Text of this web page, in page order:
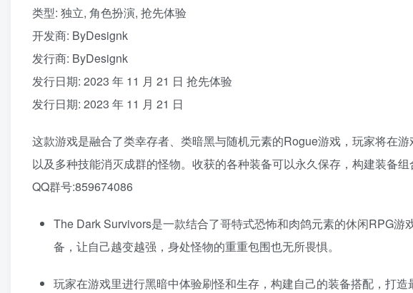
类型: 独立, 角色扮演, 抢先体验
开发商: ByDesignk
发行商: ByDesignk
发行日期: 2023 年 11 月 21 日 抢先体验
发行日期: 2023 年 11 月 21 日
这款游戏是融合了类幸存者、类暗黑与随机元素的Rogue游戏，玩家将在
以及多种技能消灭成群的怪物。收获的各种装备可以永久保存，构建装备组
QQ群号:859674086
The Dark Survivors是一款结合了哥特式恐怖和肉鸽元素的休闲RPG
备，让自己越变越强，身处怪物的重重包围也无所畏惧。
玩家在游戏里进行黑暗中体验刷怪和生存，构建自己的装备搭配，打造